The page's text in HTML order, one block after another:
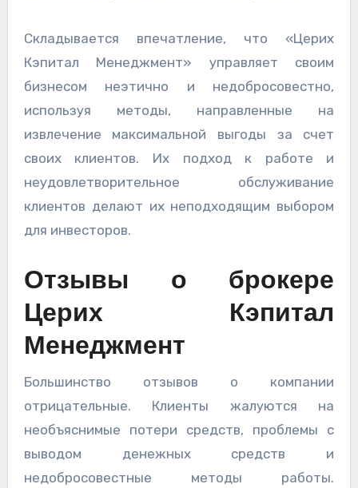
Складывается впечатление, что «Церих
Кэпитал Менеджмент» управляет своим
бизнесом неэтично и недобросовестно,
используя методы, направленные на
извлечение максимальной выгоды за счет
своих клиентов. Их подход к работе и
неудовлетворительное обслуживание
клиентов делают их неподходящим выбором
для инвесторов.
Отзывы о брокере
Церих Кэпитал
Менеджмент
Большинство отзывов о компании
отрицательные. Клиенты жалуются на
необъяснимые потери средств, проблемы с
выводом денежных средств и
недобросовестные методы работы.